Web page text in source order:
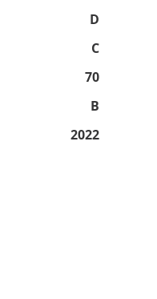
D
C
70
B
2022